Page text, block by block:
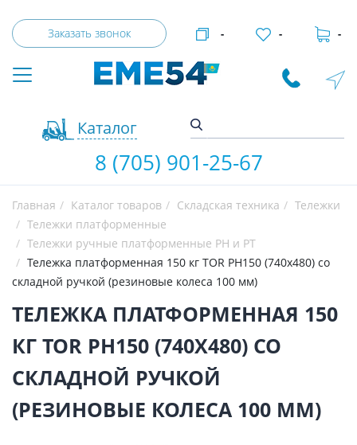
Заказать звонок
Каталог
- - -
8 (705) 901-25-67
Главная Каталог товаров Складская техника
Тележки
Тележки платформенные
Тележки ручные платформенные PH и PT
Тележка платформенная 150 кг TOR PH150 (740х480) со
складной ручкой (резиновые колеса 100 мм)
ТЕЛЕЖКА ПЛАТФОРМЕННАЯ 150
КГ TOR PH150 (740Х480) СО
СКЛАДНОЙ РУЧКОЙ
(РЕЗИНОВЫЕ КОЛЕСА 100 ММ)